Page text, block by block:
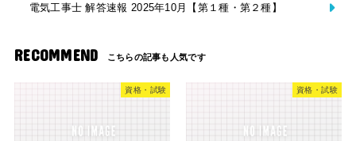
電気工事士 解答速報 2025年10月【第１種・第２種】
RECOMMEND
資格・試験 資格・試験